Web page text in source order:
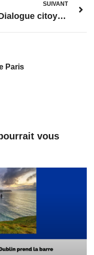
SUIVANT
Dialogue citoyen avec Frans Timmermans et Eric Piolle – Europe Direct Grenoble
Paris
vous